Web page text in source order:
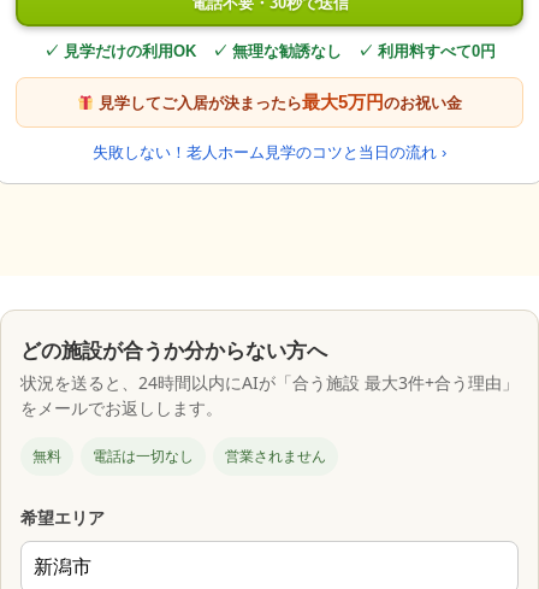
✓ 見学だけの利用OK ✓ 無理な勧誘なし ✓ 利用料すべて0円
見学してご入居が決まったら最大5万円のお祝い金
失敗しない！老人ホーム見学のコツと当日の流れ ›
どの施設が合うか分からない方へ
状況を送ると、24時間以内にAIが「合う施設 最大3件+合う理由」
をメールでお返しします。
無料 電話は一切なし 営業されません
希望エリア